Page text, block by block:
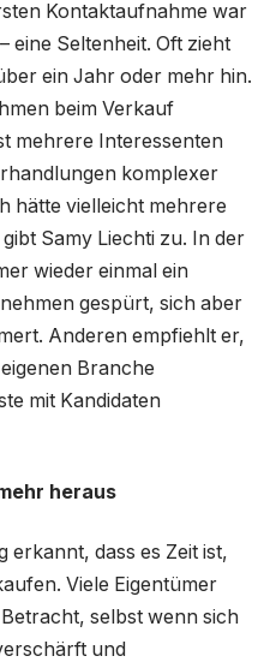
Kontaktaufnahme war
eine Seltenheit. Oft zieht
ein Jahr oder mehr hin.
beim Verkauf
mehrere Interessenten
komplexer
hätte vielleicht mehrere
Samy Liechti zu. In der
wieder einmal ein
gespürt, sich aber
Anderen empfiehlt er,
Branche
mit Kandidaten
heraus
erkannt, dass es Zeit ist,
Viele Eigentümer
selbst wenn sich
und